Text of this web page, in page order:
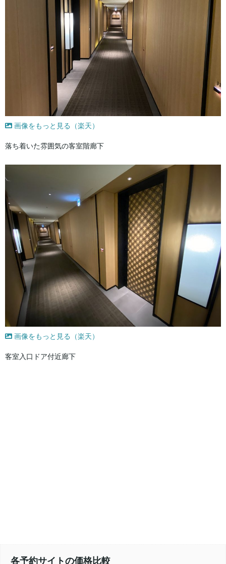
画像をもっと見る（楽天）
落ち着いた雰囲気の客室階廊下
画像をもっと見る（楽天）
客室入口ドア付近廊下
各予約サイトの価格比較